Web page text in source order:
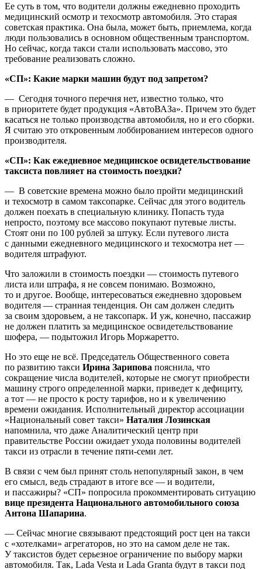
Ее суть в том, что водители должны ежедневно проходить
медицинский осмотр и техосмотр автомобиля. Это старая
советская практика. Она была, может быть, приемлема, когда
люди пользовались в основном общественным транспортом.
Но сейчас, когда такси стали использовать массово, это
требование реализовать сложно.
«СП»: Какие марки машин будут под запретом?
— Сегодня точного перечня нет, известно только, что
в приоритете будет продукция «АвтоВАЗа». Причем это будет
касаться не только производства автомобиля, но и его сборки.
Я считаю это откровенным лоббированием интересов одного
производителя.
«СП»: Как ежедневное медицинское освидетельствование
таксиста повлияет на стоимость поездки?
— В советские времена можно было пройти медицинский
и техосмотр в самом таксопарке. Сейчас для этого водитель
должен поехать в специальную клинику. Попасть туда
непросто, поэтому все массово покупают путевые листы.
Стоят они по 100 рублей за штуку. Если путевого листа
с данными ежедневного медицинского и техосмотра нет —
водителя штрафуют.
Что заложили в стоимость поездки — стоимость путевого
листа или штрафа, я не совсем понимаю. Возможно,
то и другое. Вообще, интересоваться ежедневно здоровьем
водителя — странная тенденция. Он сам должен следить
за своим здоровьем, а не таксопарк. И уж, конечно, пассажир
не должен платить за медицинское освидетельствование
шофера, — подытожил Игорь Моржаретто.
Но это еще не всё. Председатель Общественного совета
по развитию такси Ирина Зарипова пояснила, что
сокращение числа водителей, которые не смогут приобрести
машину строго определенной марки, приведет к дефициту,
а тот — не просто к росту тарифов, но и к увеличению
времени ожидания. Исполнительный директор ассоциации
«Национальный совет такси» Наталия Лозинская
напомнила, что даже Аналитический центр при
правительстве России ожидает ухода половины водителей
такси из отрасли в течение пяти-семи лет.
В связи с чем был принят столь непопулярный закон, в чем
его смысл, ведь страдают в итоге все — и водители,
и пассажиры? «СП» попросила прокомментировать ситуацию
вице президента Национального автомобильного союза
Антона Шапарина.
— Сейчас многие связывают предстоящий рост цен на такси
с «хотелками» агрегаторов, но это на самом деле не так.
У таксистов будет серьезное ограничение по выбору марки
автомобиля. Так, Lada Vesta и Lada Granta будут в такси под